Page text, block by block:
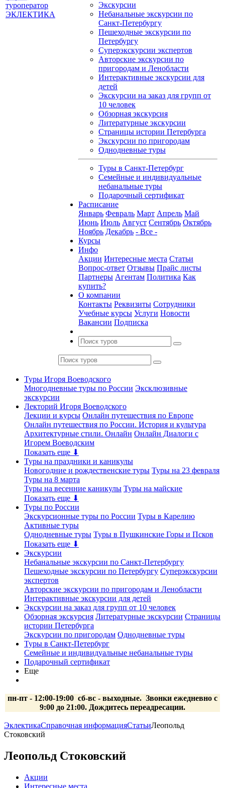
Экскурсии
Небанальные экскурсии по
Санкт-Петербургу
Пешеходные экскурсии по
Петербургу
Суперэкскурсии экспертов
Авторские экскурсии по
пригородам и Ленобласти
Интерактивные экскурсии для
детей
Экскурсии на заказ для групп от
10 человек
Обзорная экскурсия
Литературные экскурсии
Страницы истории Петербурга
Экскурсии по пригородам
Однодневные туры
Туры в Санкт-Петербург
Семейные и индивидуальные
небанальные туры
Подарочный сертификат
Расписание
Январь Февраль Март Апрель Май
Июнь Июль Август Сентябрь Октябрь
Ноябрь Декабрь - Все -
Курсы
Инфо
Акции Интересные места Статьи
Вопрос-ответ Отзывы Прайс листы
Партнеры Агентам Политика Как
купить?
О компании
Контакты Реквизиты Сотрудники
Учебные курсы Услуги Новости
Вакансии Подписка
Туры Игоря Воеводского
Многодневные туры по России Эксклюзивные
экскурсии
Лекторий Игоря Воеводского
Лекции и курсы Онлайн путешествия по Европе
Онлайн путешествия по России. История и культура
Архитектурные стили. Онлайн Онлайн Диалоги с
Игорем Воеводским
Показать еще ⬇
Туры на праздники и каникулы
Новогодние и рождественские туры Туры на 23 февраля
Туры на 8 марта
Туры на весенние каникулы Туры на майские
Показать еще ⬇
Туры по России
Экскурсионные туры по России Туры в Карелию
Активные туры
Однодневные туры Туры в Пушкинские Горы и Псков
Показать еще ⬇
Экскурсии
Небанальные экскурсии по Санкт-Петербургу
Пешеходные экскурсии по Петербургу Суперэкскурсии
экспертов
Авторские экскурсии по пригородам и Ленобласти
Интерактивные экскурсии для детей
Экскурсии на заказ для групп от 10 человек
Обзорная экскурсия Литературные экскурсии Страницы
истории Петербурга
Экскурсии по пригородам Однодневные туры
Туры в Санкт-Петербург
Семейные и индивидуальные небанальные туры
Подарочный сертификат
Еще
пн-пт - 12:00-19:00 сб-вс - выходные. Звонки ежедневно с
9:00 до 21:00. Дождитесь переадресации.
ЭклектикаСправочная информацияСтатьиЛеопольд
Стоковский
Леопольд Стоковский
Акции
Интересные места